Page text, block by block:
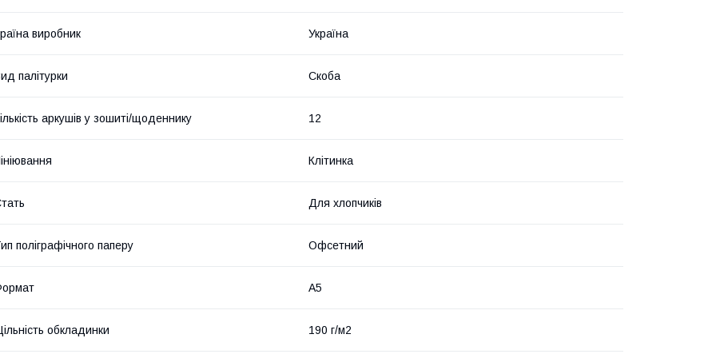
виробник Україна
палітурки Скоба
аркушів у зошиті/щоденнику 12
Клітинка
Для хлопчиків
поліграфічного паперу Офсетний
A5
обкладинки 190 г/м2